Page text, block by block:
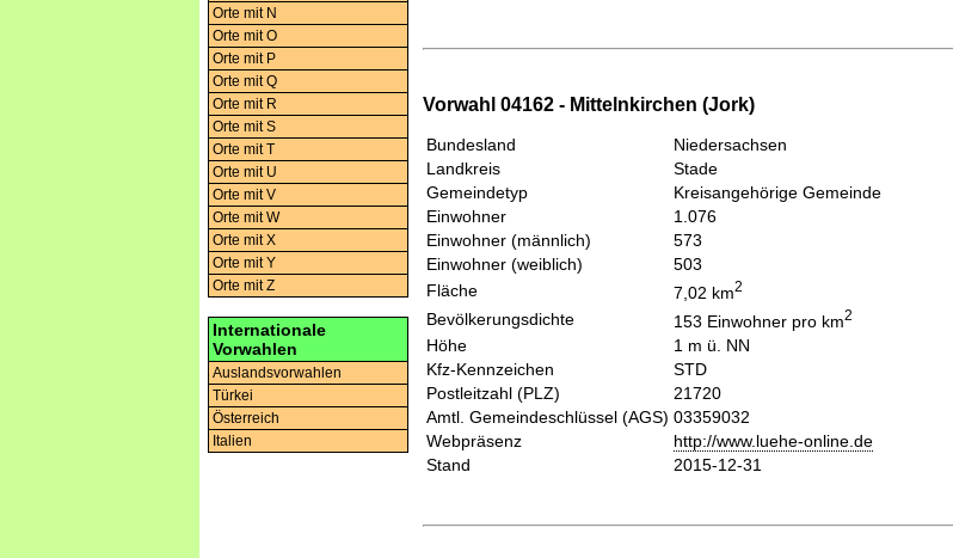
Orte mit N
Orte mit O
Orte mit P
Orte mit Q
Orte mit R
Orte mit S
Orte mit T
Orte mit U
Orte mit V
Orte mit W
Orte mit X
Orte mit Y
Orte mit Z
Internationale
Vorwahlen
Auslandsvorwahlen
Türkei
Österreich
Italien
Vorwahl 04162 - Mittelnkirchen (Jork)
Bundesland
Niedersachsen
Landkreis
Stade
Gemeindetyp
Kreisangehörige Gemeinde
Einwohner
1.076
Einwohner (männlich)
573
Einwohner (weiblich)
503
Fläche
7,02 km2
Bevölkerungsdichte 153 Einwohner pro km2
Höhe
1 m ü. NN
Kfz-Kennzeichen
STD
Postleitzahl (PLZ)
21720
Amtl. Gemeindeschlüssel (AGS) 03359032
Webpräsenz
http://www.luehe-online.de
Stand
2015-12-31